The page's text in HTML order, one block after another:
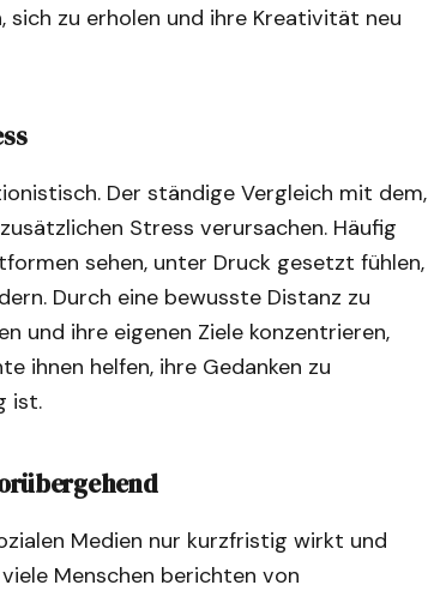
sich zu erholen und ihre Kreativität neu
Der ständige Vergleich mit dem,
Stress verursachen. Häufig
sehen, unter Druck gesetzt fühlen,
Durch eine bewusste Distanz zu
und ihre eigenen Ziele konzentrieren,
ihnen helfen, ihre Gedanken zu
ist.
Medien nur kurzfristig wirkt und
Menschen berichten von